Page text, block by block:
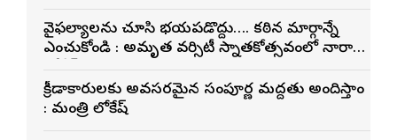
వైఫల్యాలను చూసి భయపడొద్దు…. కఠిన మార్గాన్నే
ఎంచుకోండి : అమృత వర్సిటీ స్నాతకోత్సవంలో నారా
క్రీడాకారులకు అవసరమైన సంపూర్ణ మద్దతు అందిస్తాం
: మంత్రి లోకేష్